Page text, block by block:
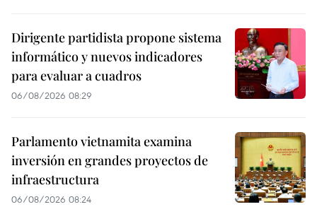
Dirigente partidista propone sistema
informático y nuevos indicadores
para evaluar a cuadros
06/08/2026 08:29
Parlamento vietnamita examina
inversión en grandes proyectos de
infraestructura
06/08/2026 08:24